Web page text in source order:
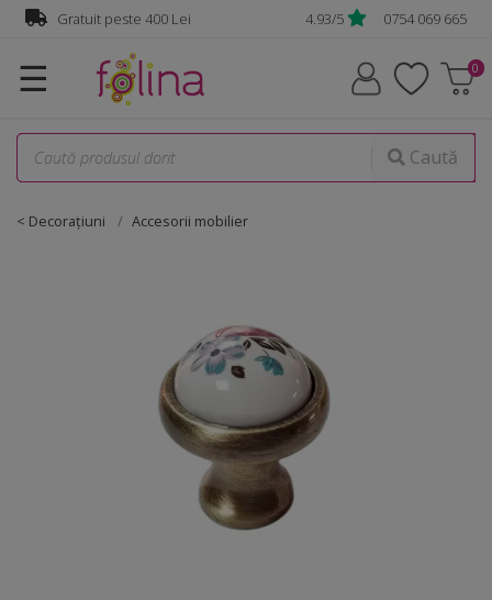
Gratuit peste 400 Lei 4.93/5 0754 069 665
☰
Caută
< Decorațiuni Accesorii mobilier